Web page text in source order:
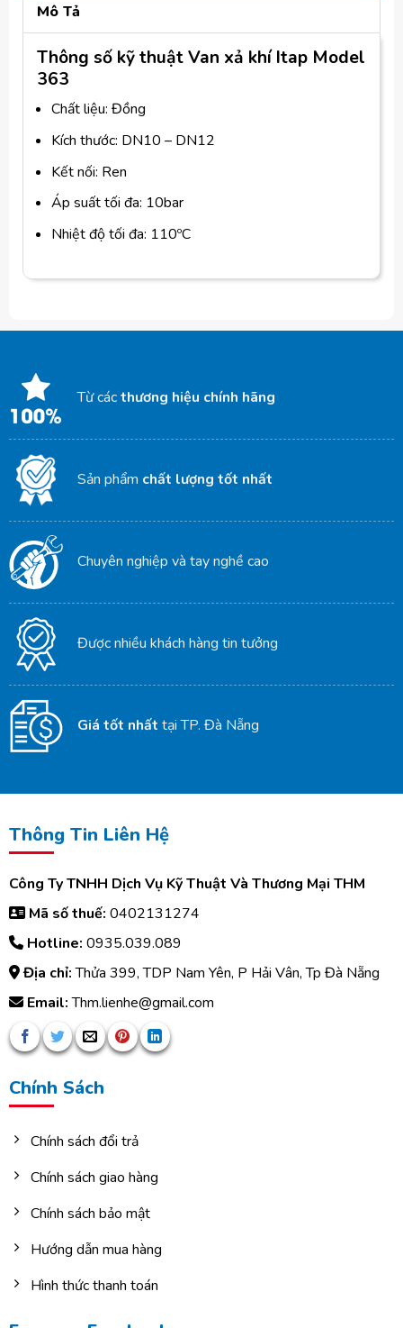
Mô Tả
Thông số kỹ thuật Van xả khí Itap Model
363
Chất liệu: Đồng
Kích thước: DN10 – DN12
Kết nối: Ren
Áp suất tối đa: 10bar
Nhiệt độ tối đa: 110ºC
Từ cácthương hiệu chính hãng
Sản phẩm chất lượng tốt nhất
Chuyên nghiệp và tay nghề cao
Được nhiều khách hàng tin tưởng
Giá tốt nhất tại TP. Đà Nẵng
Thông Tin Liên Hệ
Công Ty TNHH Dịch Vụ Kỹ Thuật Và Thương Mại THM
Mã số thuế: 0402131274
Hotline: 0935.039.089
Địa chỉ:Thửa 399, TDP Nam Yên, P Hải Vân, Tp Đà Nẵng
Email:Thm.lienhe@gmail.com
Chính Sách
Chính sách đổi trả
Chính sách giao hàng
Chính sách bảo mật
Hướng dẫn mua hàng
Hình thức thanh toán